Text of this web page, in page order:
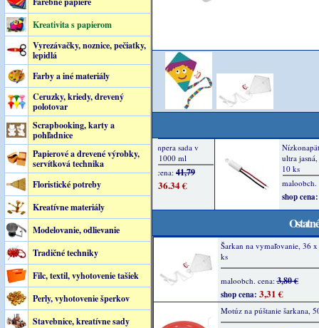
Kreativita s papierom
Vyrezávačky, noznice, pečiatky,
lepidlá
Farby a iné materiály
Ceruzky, kriedy, drevený
polotovar
Scrapbooking, karty a
pohľadnice
Papierové a drevené výrobky,
servítková technika
Floristické potreby
Kreatívne materiály
Modelovanie, odlievanie
Tradičné techniky
Filc, textil, vyhotovenie tašiek
Perly, vyhotovenie šperkov
Stavebnice, kreatívne sady
Šarkan na vymaľovanie, 36
ks
maloobch. cena:3,80 €
shop cena: 3,31 €
Motúz na púštanie šarkana,